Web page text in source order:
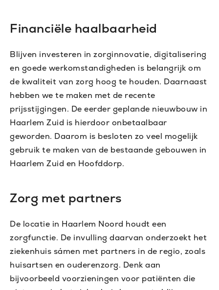
Financiële haalbaarheid
Blijven investeren in zorginnovatie, digitalisering
en goede werkomstandigheden is belangrijk om
de kwaliteit van zorg hoog te houden. Daarnaast
hebben we te maken met de recente
prijsstijgingen. De eerder geplande nieuwbouw in
Haarlem Zuid is hierdoor onbetaalbaar
geworden. Daarom is besloten zo veel mogelijk
gebruik te maken van de bestaande gebouwen in
Haarlem Zuid en Hoofddorp.
Zorg met partners
De locatie in Haarlem Noord houdt een
zorgfunctie. De invulling daarvan onderzoekt het
ziekenhuis sámen met partners in de regio, zoals
huisartsen en ouderenzorg. Denk aan
bijvoorbeeld voorzieningen voor patiënten die